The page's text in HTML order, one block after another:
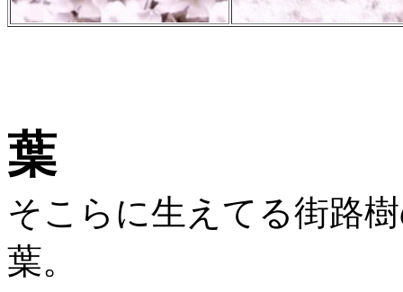
葉
そこらに生えてる街路
葉。